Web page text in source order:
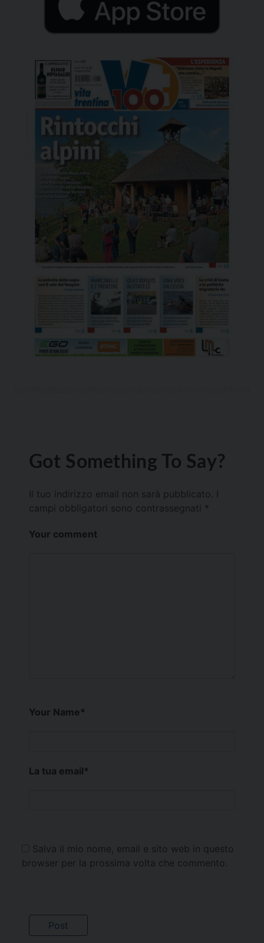
Got Something To Say?
Il tuo indirizzo email non sarà pubblicato.
campi obbligatori sono contrassegnati *
Your comment
Your Name*
La tua email*
Salva il mio nome, email e sito web in questo
browser per la prossima volta che commento.